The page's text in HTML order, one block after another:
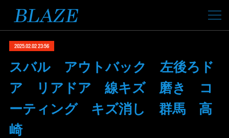
2025.02.02 23:56
スバル アウトバック 左後ろド
ア リアドア 線キズ 磨き コ
ーティング キズ消し 群馬 高
崎